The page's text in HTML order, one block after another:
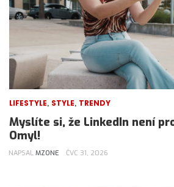
LIFESTYLE, STYLE, TRENDY
Myslíte si, že LinkedIn není
Omyl!
NAPSAL MZONE ČVC 31, 2026